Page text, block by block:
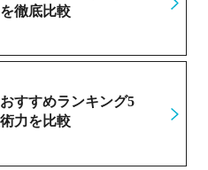
徹底比較
すすめランキング5
力を比較